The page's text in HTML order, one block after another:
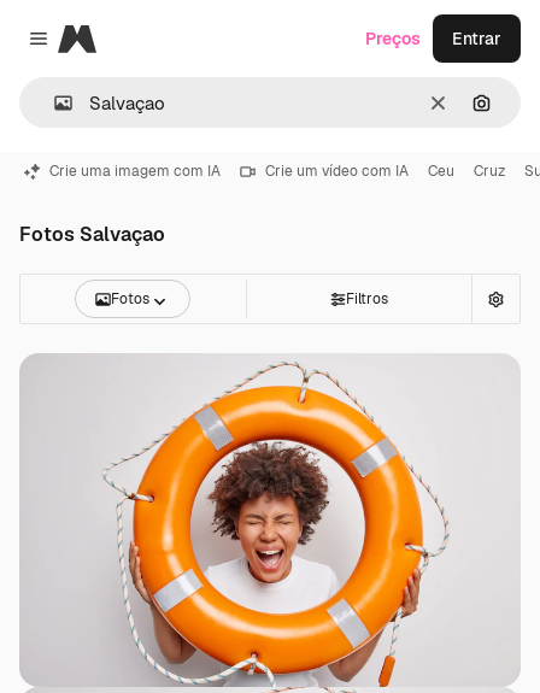
Close menu
Magnific
Limpar
Preços Entrar
Crie uma imagem com IA Crie um vídeo com IA Ceu Cruz
Fotos Salvaçao
Fotos Filtros